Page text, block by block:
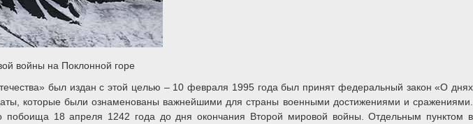
войны на Поклонной горе
был издан с этой целью – 10 февраля 1995 года был принят федеральный закон «О днях
которые были ознаменованы важнейшими для страны военными достижениями и сражениями.
18 апреля 1242 года до дня окончания Второй мировой войны. Отдельным пунктом в